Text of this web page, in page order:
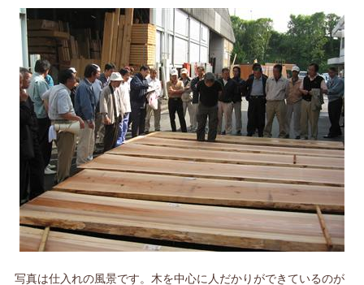
写真は仕入れの風景です。木を中心に人だかりができているのが